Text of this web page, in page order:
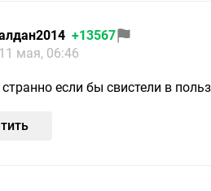
+13567
11 мая, 06:46
если бы свистели в